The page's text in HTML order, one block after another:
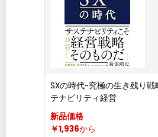
SXの時代~究極の生き残り
テナビリティ経営
新品価格
￥1,936から